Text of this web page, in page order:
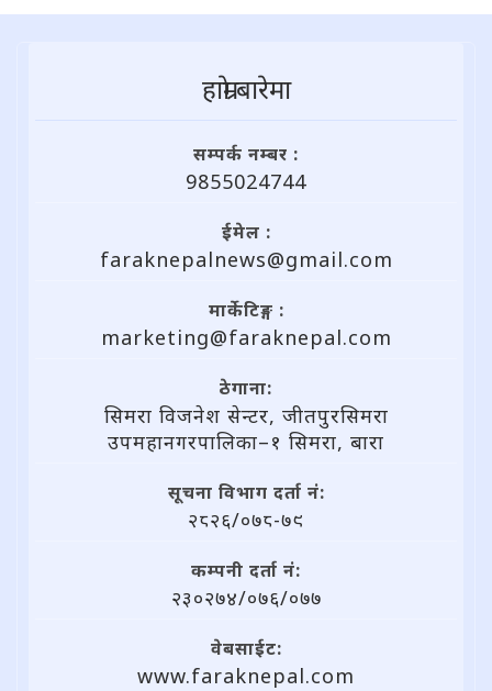
हाम्राे बारेमा
सम्पर्क नम्बर :
9855024744
ईमेल :
faraknepalnews@gmail.com
मार्केटिङ्ग :
marketing@faraknepal.com
ठेगाना:
सिमरा विजनेश सेन्टर, जीतपुरसिमरा
उपमहानगरपालिका–१ सिमरा, बारा
सूचना विभाग दर्ता नं:
२८२६/०७८-७९
कम्पनी दर्ता नं:
२३०२७४/०७६/०७७
वेबसाईट:
www.faraknepal.com